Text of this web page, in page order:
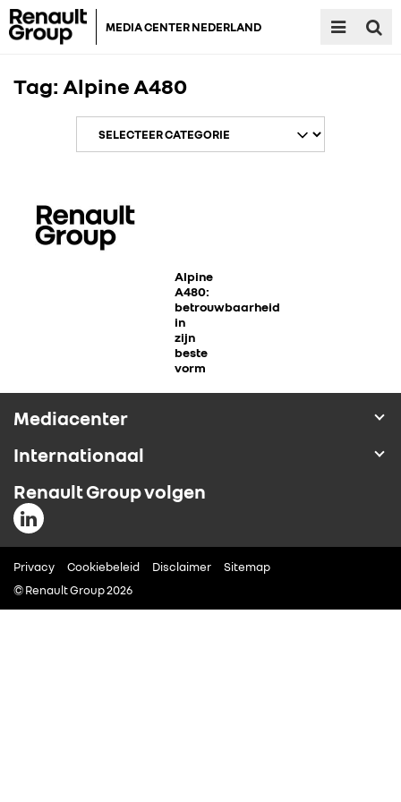
MEDIA CENTER NEDERLAND
RENAULT GROUP
ALLIANCE
IN DE MEDIA
CONTACT
Tag: Alpine A480
Alpine
A480:
betrouwbaarheid
in
zijn
beste
vorm
Mediacenter
Internationaal
Renault Group volgen
Privacy Cookiebeleid Disclaimer
Sitemap
© Renault Group 2026